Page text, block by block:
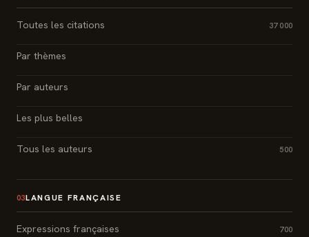
Toutes les citations 37 000
Par thèmes
Par auteurs
Les plus belles
Tous les auteurs 500
03LANGUE FRANÇAISE
Expressions françaises 700